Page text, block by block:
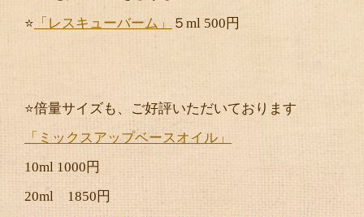
⭐️ 「レスキューバーム」 ５ml 500円
⭐️倍量サイズも、ご好評いただいております
「ミックスアップベースオイル」
10ml 1000円
20ml 1850円